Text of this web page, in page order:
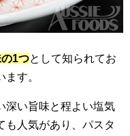
1つとして知られてお
す。
深い旨味と程よい塩気
も人気があり、パスタ